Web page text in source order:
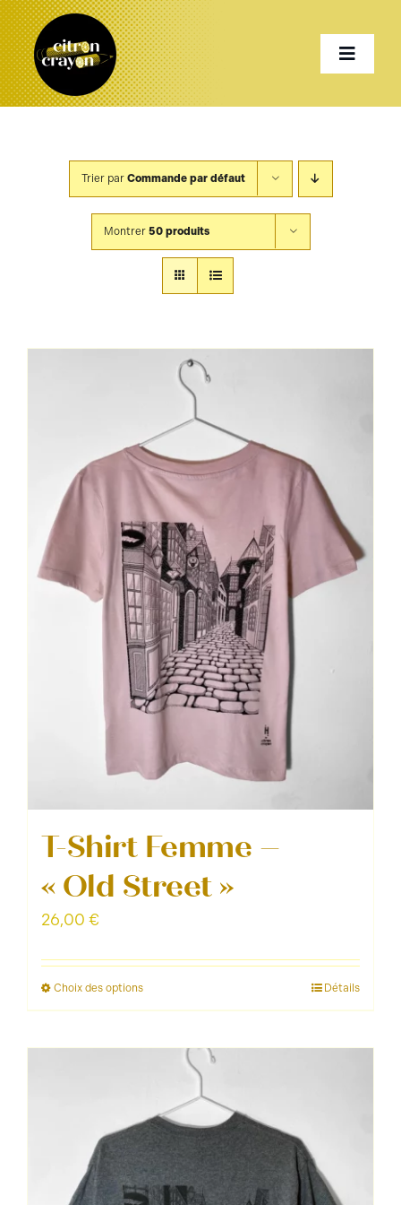
Passer
au
contenu
Toggle
Présentation
Mon Compte
Panier
Trier par Commande par défaut
Montrer 50 produits
T-Shirt Femme –
« Old Street »
26,00 €
Choix des optionsCe
a
plusieurs
variations.
Les
options
peuvent
Détails